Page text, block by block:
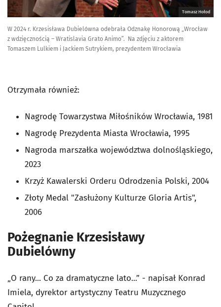
Tomasz Hołod
W 2024 r. Krzesisława Dubielówna odebrała Odznakę Honorową „Wrocław
z wdzięcznością – Wratislavia Grato Animo”. Na zdjęciu z aktorem
Tomaszem Lulkiem i Jackiem Sutrykiem, prezydentem Wrocławia
Otrzymała również:
Nagrodę Towarzystwa Miłośników Wrocławia, 1981
Nagrodę Prezydenta Miasta Wrocławia, 1995
Nagroda marszałka województwa dolnośląskiego,
2023
Krzyż Kawalerski Orderu Odrodzenia Polski, 2004
Złoty Medal "Zasłużony Kulturze Gloria Artis",
2006
Pożegnanie Krzesisławy
Dubielówny
„O rany... Co za dramatyczne lato...” - napisał Konrad
Imiela, dyrektor artystyczny Teatru Muzycznego